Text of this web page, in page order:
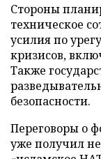
Стороны
техническое
усилия по
кризисов,
Также
безопасности.
Переговоры о
уже получил